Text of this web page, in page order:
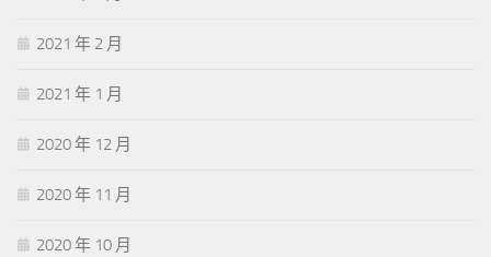
2021 年 2 月
2021 年 1 月
2020 年 12 月
2020 年 11 月
2020 年 10 月